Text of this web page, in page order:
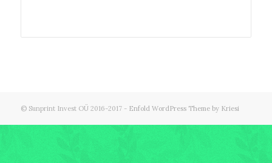
© Sunprint Invest OÜ 2016-2017 - Enfold WordPress Theme by Kriesi